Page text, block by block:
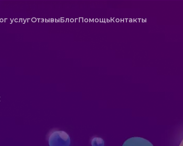
услугОтзывыБлогПомощьКонтакты